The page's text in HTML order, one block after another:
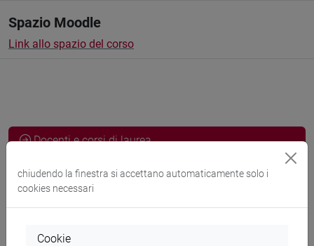
Spazio Moodle
Link allo spazio del corso
Docenti e corsi di laurea
Programma
chiudendo la finestra si accettano automaticamente solo i
cookies necessari
Cookie